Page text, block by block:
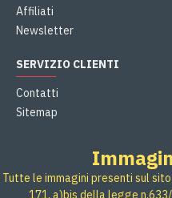
Affiliati
Newsletter
SERVIZIO CLIENTI
Contatti
Sitemap
Tutte le immagini presenti sul
171, a)bis della legge